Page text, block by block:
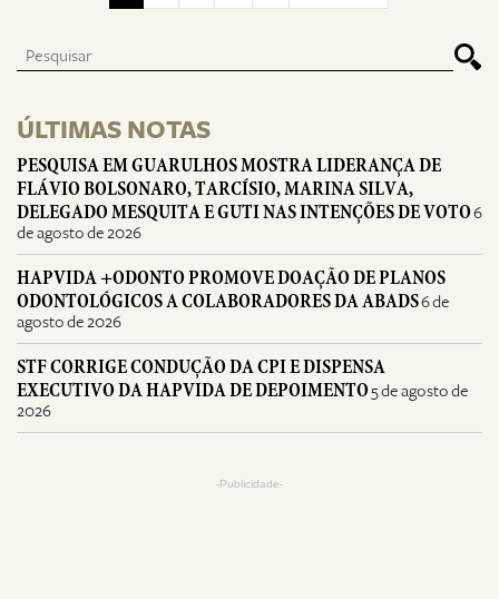
ÚLTIMAS NOTAS
PESQUISA EM GUARULHOS MOSTRA LIDERANÇA DE
FLÁVIO BOLSONARO, TARCÍSIO, MARINA SILVA,
DELEGADO MESQUITA E GUTI NAS INTENÇÕES DE VOTO6
de agosto de 2026
HAPVIDA +ODONTO PROMOVE DOAÇÃO DE PLANOS
ODONTOLÓGICOS A COLABORADORES DA ABADS6 de
agosto de 2026
STF CORRIGE CONDUÇÃO DA CPI E DISPENSA
EXECUTIVO DA HAPVIDA DE DEPOIMENTO5 de agosto de
2026
-Publicidade-